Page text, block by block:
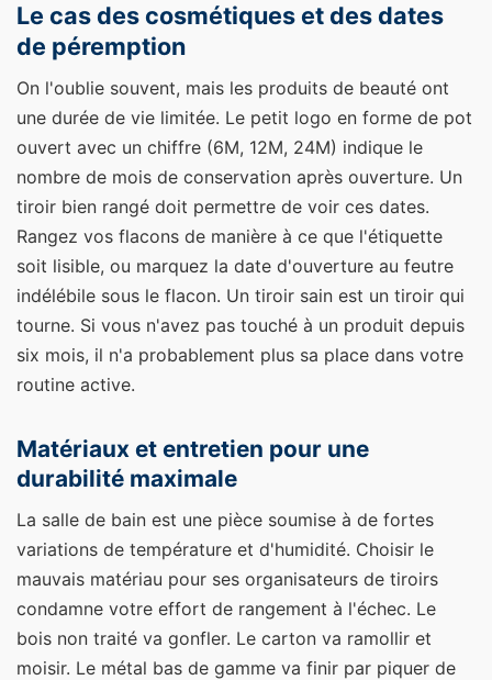
Le cas des cosmétiques et des dates
de péremption
On l'oublie souvent, mais les produits de beauté ont
une durée de vie limitée. Le petit logo en forme de pot
ouvert avec un chiffre (6M, 12M, 24M) indique le
nombre de mois de conservation après ouverture. Un
tiroir bien rangé doit permettre de voir ces dates.
Rangez vos flacons de manière à ce que l'étiquette
soit lisible, ou marquez la date d'ouverture au feutre
indélébile sous le flacon. Un tiroir sain est un tiroir qui
tourne. Si vous n'avez pas touché à un produit depuis
six mois, il n'a probablement plus sa place dans votre
routine active.
Matériaux et entretien pour une
durabilité maximale
La salle de bain est une pièce soumise à de fortes
variations de température et d'humidité. Choisir le
mauvais matériau pour ses organisateurs de tiroirs
condamne votre effort de rangement à l'échec. Le
bois non traité va gonfler. Le carton va ramollir et
moisir. Le métal bas de gamme va finir par piquer de